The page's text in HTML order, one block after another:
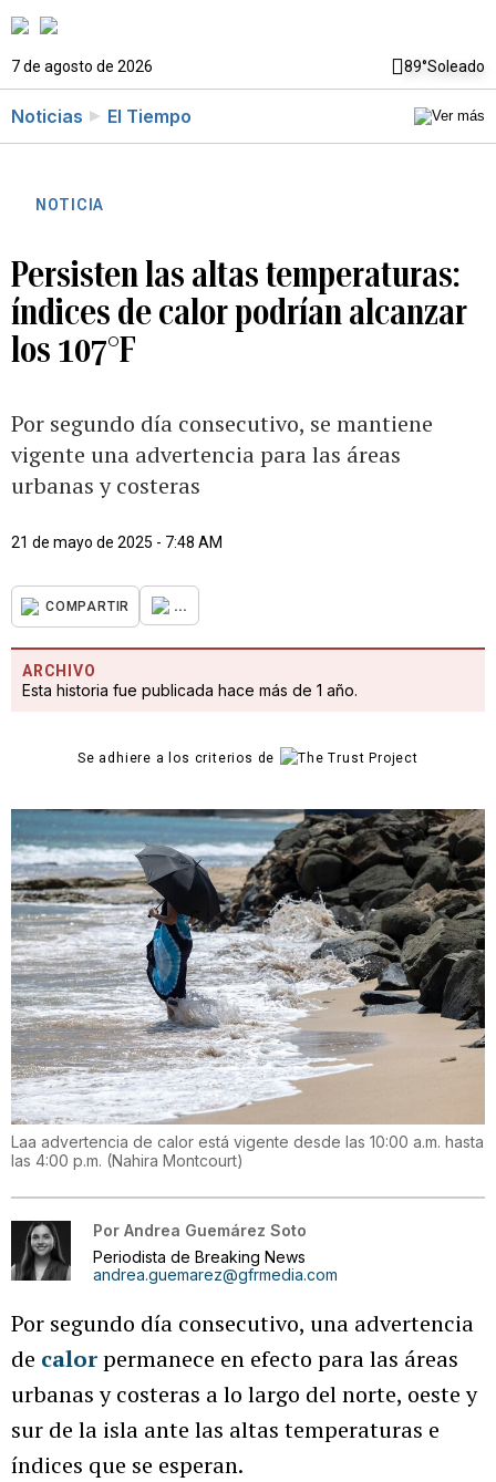
7 de agosto de 2026 89°Soleado
Noticias El Tiempo
NOTICIA
Persisten las altas temperaturas:
índices de calor podrían alcanzar
los 107°F
Por segundo día consecutivo, se mantiene
vigente una advertencia para las áreas
urbanas y costeras
21 de mayo de 2025 - 7:48 AM
COMPARTIR ...
ARCHIVO
Esta historia fue publicada hace más de 1 año.
Se adhiere a los criterios de
Laa advertencia de calor está vigente desde las 10:00 a.m. hasta
las 4:00 p.m. (Nahira Montcourt)
Por Andrea Guemárez Soto
Periodista de Breaking News
andrea.guemarez@gfrmedia.com
Por segundo día consecutivo, una advertencia
de calorpermanece en efecto para las áreas
urbanas y costeras a lo largo del norte, oeste y
sur de la isla ante las altas temperaturas e
índices que se esperan.